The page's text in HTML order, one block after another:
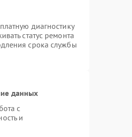
диагностику
статус ремонта
срока службы
данных
с
и